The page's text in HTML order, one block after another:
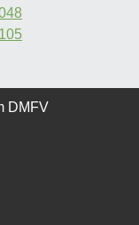
version for:
version for:
DMFV